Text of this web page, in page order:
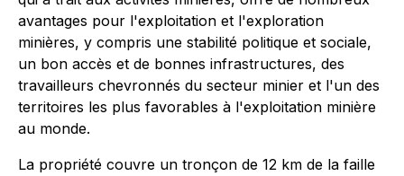
avantages pour l'exploitation et l'exploration
minières, y compris une stabilité politique et sociale,
un bon accès et de bonnes infrastructures, des
travailleurs chevronnés du secteur minier et l'un des
territoires les plus favorables à l'exploitation minière
au monde.
La propriété couvre un tronçon de 12 km de la faille